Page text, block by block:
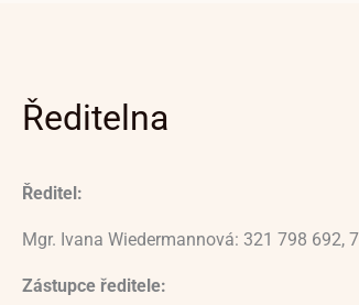
Ředitelna
Ředitel:
Mgr. Ivana Wiedermannová: 321 798 692,
Zástupce ředitele: